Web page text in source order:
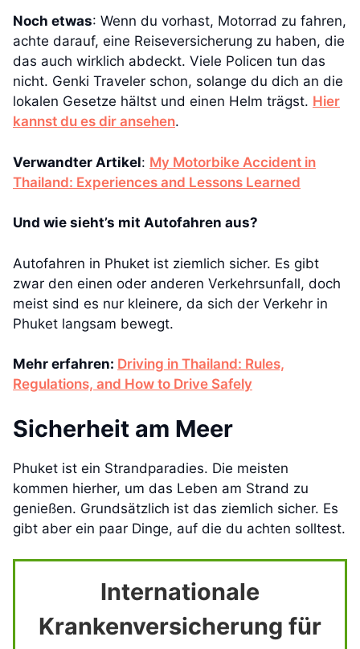
Noch etwas: Wenn du vorhast, Motorrad zu fahren,
achte darauf, eine Reiseversicherung zu haben, die
das auch wirklich abdeckt. Viele Policen tun das
nicht. Genki Traveler schon, solange du dich an die
lokalen Gesetze hältst und einen Helm trägst. Hier
kannst du es dir ansehen.
Verwandter Artikel: My Motorbike Accident in
Thailand: Experiences and Lessons Learned
Und wie sieht’s mit Autofahren aus?
Autofahren in Phuket ist ziemlich sicher. Es gibt
zwar den einen oder anderen Verkehrsunfall, doch
meist sind es nur kleinere, da sich der Verkehr in
Phuket langsam bewegt.
Mehr erfahren: Driving in Thailand: Rules,
Regulations, and How to Drive Safely
Sicherheit am Meer
Phuket ist ein Strandparadies. Die meisten
kommen hierher, um das Leben am Strand zu
genießen. Grundsätzlich ist das ziemlich sicher. Es
gibt aber ein paar Dinge, auf die du achten solltest.
Internationale
Krankenversicherung für